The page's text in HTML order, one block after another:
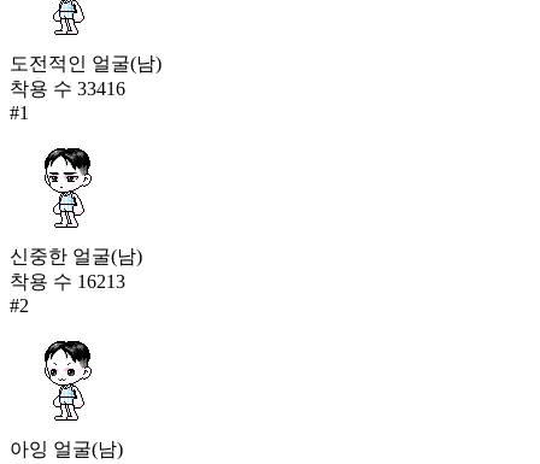
도전적인 얼굴(남)
착용 수 33416
#1
신중한 얼굴(남)
착용 수 16213
#2
아잉 얼굴(남)